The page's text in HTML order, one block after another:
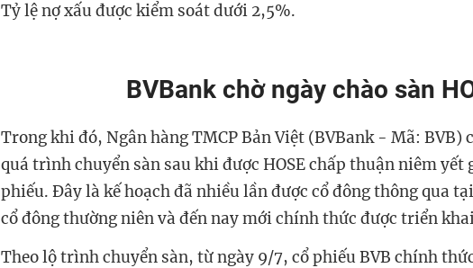
Tỷ lệ nợ xấu được kiểm soát dưới 2,5%.
BVBank chờ ngày chào sàn
Trong khi đó, Ngân hàng TMCP Bản Việt (BVBank - Mã: BVB)
quá trình chuyển sàn sau khi được HOSE chấp thuận niêm yết
phiếu. Đây là kế hoạch đã nhiều lần được cổ đông thông qua
cổ đông thường niên và đến nay mới chính thức được triển
Theo lộ trình chuyển sàn, từ ngày 9/7, cổ phiếu BVB chính